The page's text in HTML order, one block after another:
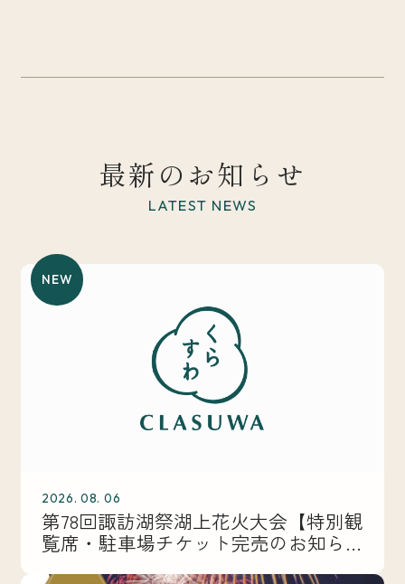
最新のお知らせ
LATEST NEWS
NEW
2026. 08. 06
第78回諏訪湖祭湖上花火大会【特別観
覧席・駐車場チケット完売のお知ら